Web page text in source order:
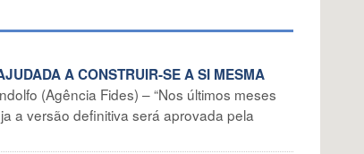
A CONSTRUIR-SE A SI MESMA
(Agência Fides) – “Nos últimos meses
a versão definitiva será aprovada pela